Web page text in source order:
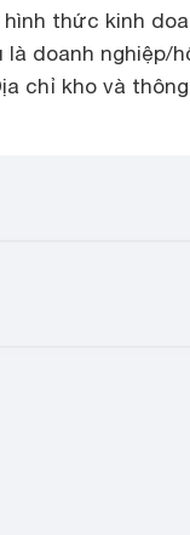
thức kinh
là doanh nghiệp/
chỉ kho và